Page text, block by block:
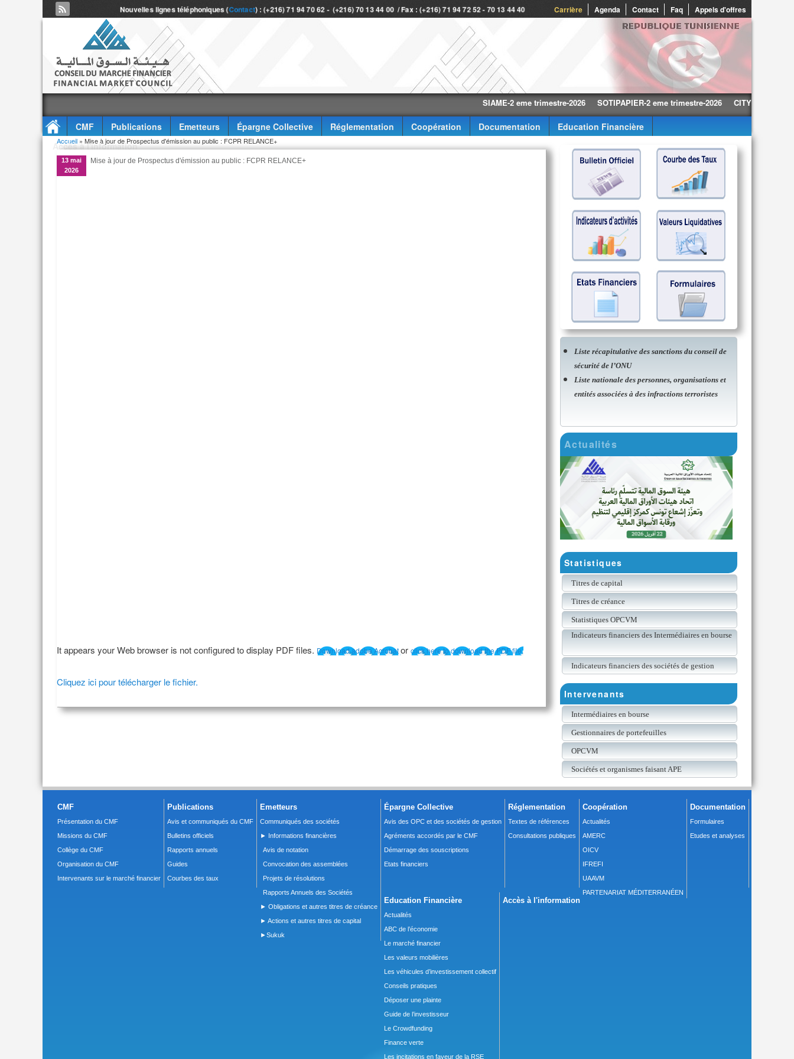
Carrière Agenda Contact Faq Appels d'offres
Nouvelles lignes téléphoniques (Contact) : (+216) 71 94 70 62 - (+216) 70 13 44 00 / Fax : (+216) 71 94 72 52 - 70 13 44 40
SIAME-2 eme trimestre-2026 SOTIPAPIER-2 eme trimestre-2026 CITY CARS-2 eme
CMF Publications Emetteurs Épargne Collective Réglementation Coopération Documentation
Education Financière
Accès à l'information
Vous êtes ici
Accueil » Mise à jour de Prospectus d'émission au public : FCPR RELANCE+
13 mai
2026
Mise à jour de Prospectus d'émission au public : FCPR RELANCE+
It appears your Web browser is not configured to display PDF files. Download adobe Acrobator click here to download the PDF file.
Cliquez ici pour télécharger le fichier.
Liste récapitulative des sanctions du conseil de
sécurité de l’ONU
Liste nationale des personnes, organisations et
entités associées à des infractions terroristes
Actualités
Statistiques
Titres de capital
Titres de créance
Statistiques OPCVM
Indicateurs financiers des Intermédiaires en bourse
Indicateurs financiers des sociétés de gestion
Intervenants
Intermédiaires en bourse
Gestionnaires de portefeuilles
OPCVM
Sociétés et organismes faisant APE
CMF
Présentation du CMF
Missions du CMF
Collège du CMF
Organisation du CMF
Intervenants sur le marché financier
Publications
Avis et communiqués du CMF
Bulletins officiels
Rapports annuels
Guides
Courbes des taux
Emetteurs
Communiqués des sociétés
► Informations financières
Avis de notation
Convocation des assemblées
Projets de résolutions
Rapports Annuels des Sociétés
► Obligations et autres titres de créance
► Actions et autres titres de capital
►Sukuk
Épargne Collective
Avis des OPC et des sociétés de gestion
Agréments accordés par le CMF
Démarrage des souscriptions
Etats financiers
Réglementation
Textes de références
Consultations publiques
Coopération
Actualités
AMERC
OICV
IFREFI
UAAVM
PARTENARIAT MÉDITERRANÉEN
Documentation
Formulaires
Etudes et analyses
Education Financière
Actualités
ABC de l’économie
Le marché financier
Les valeurs mobilières
Les véhicules d’investissement collectif
Conseils pratiques
Déposer une plainte
Guide de l’investisseur
Le Crowdfunding
Finance verte
Les incitations en faveur de la RSE
Accès à l'information